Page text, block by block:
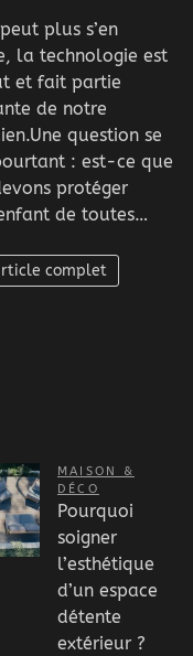
plus s’en
la technologie est
et fait partie
de notre
question se
: est-ce que
protéger
de toutes…
complet
MAISON &
DÉCO
Pourquoi
soigner
l’esthétique
d’un espace
détente
extérieur ?